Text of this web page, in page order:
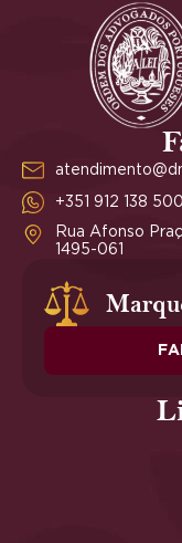
+351 912 138 500
Rua Afonso
1495-061